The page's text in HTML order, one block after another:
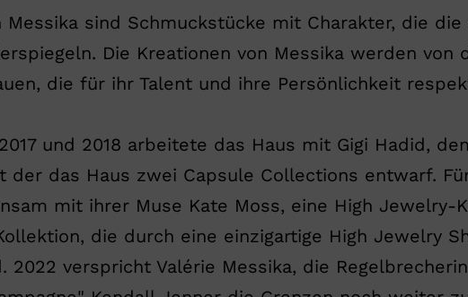
Messika sind Schmuckstücke mit Charakter, die
Die Kreationen von Messika werden
die für ihr Talent und ihre Persönlichkeit
und 2018 arbeitete das Haus mit Gigi Hadid,
der das Haus zwei Capsule Collections entwarf.
mit ihrer Muse Kate Moss, eine High
die durch eine einzigartige High Jewelry
2022 verspricht Valérie Messika, die